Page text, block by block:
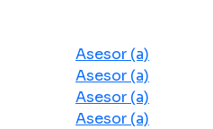
Asesor (a)
Asesor (a)
Asesor (a)
Asesor (a)